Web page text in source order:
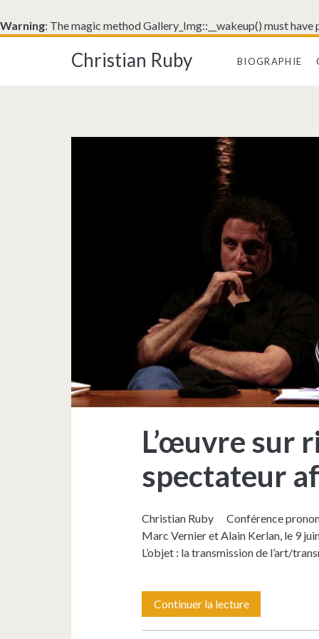
Warning: The magic method Gallery_Img::__wakeup() must
Christian Ruby BIOGRAPHIE
<span>Education
Artistique</span>
L’œuvre sur
spectateur
Christian Ruby Conférence
Marc Vernier et Alain Kerlan, le 9
L’objet : la transmission de l’art/
Continuer la lectureL’œuvre
sur